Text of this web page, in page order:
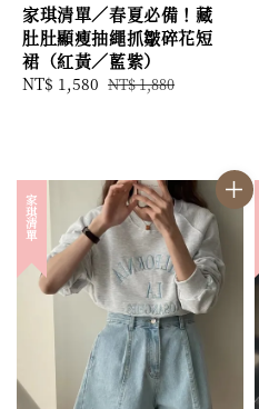
家琪清單／春夏必備！藏
肚肚顯瘦抽繩抓皺碎花短
裙（紅黃／藍紫）
Sale
NT$ 1,580 Regular
NT$ 1,880
家琪清單